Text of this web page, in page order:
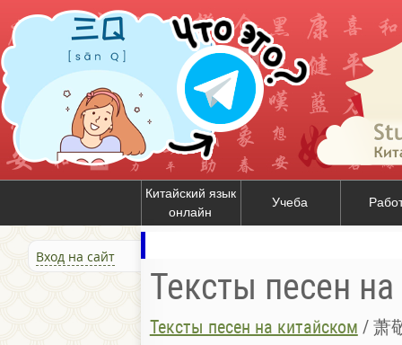
Китайский язык
онлайн
Учеба
Вход на сайт
Тексты песен
Тексты песен на китайском / 萧